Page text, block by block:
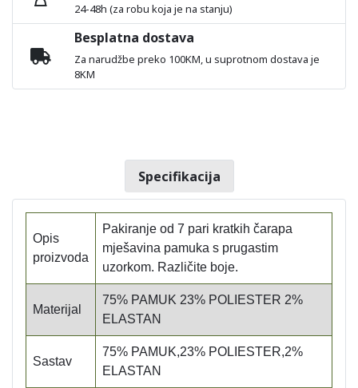
24-48h (za robu koja je na stanju)
Besplatna dostava
Za narudžbe preko 100KM, u suprotnom dostava je
8KM
Specifikacija
Opis
proizvoda
Pakiranje od 7 pari kratkih čarapa
mješavina pamuka s prugastim
uzorkom. Različite boje.
Materijal
75% PAMUK 23% POLIESTER 2%
ELASTAN
Sastav
75% PAMUK,23% POLIESTER,2%
ELASTAN